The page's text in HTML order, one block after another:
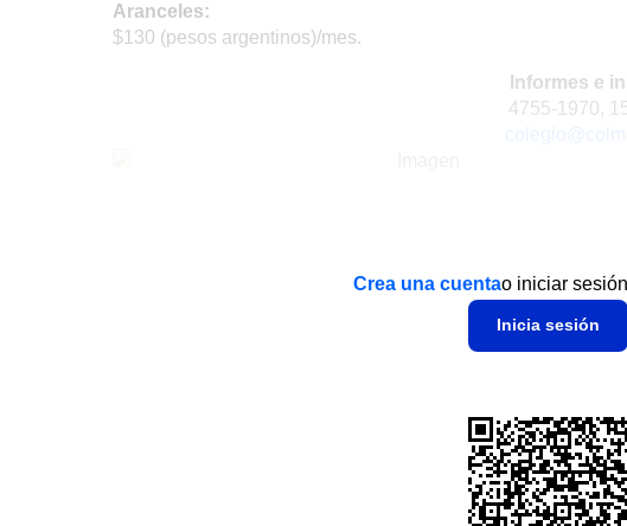
Aranceles:
$130 (pesos argentinos)/mes.
Informes e
4755-1970,
Crea una cuentao iniciar
Inicia sesión